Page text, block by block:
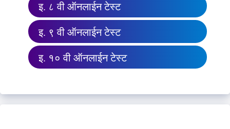
इ. ८ वी ऑनलाईन टेस्ट
इ. ९ वी ऑनलाईन टेस्ट
इ. १० वी ऑनलाईन टेस्ट